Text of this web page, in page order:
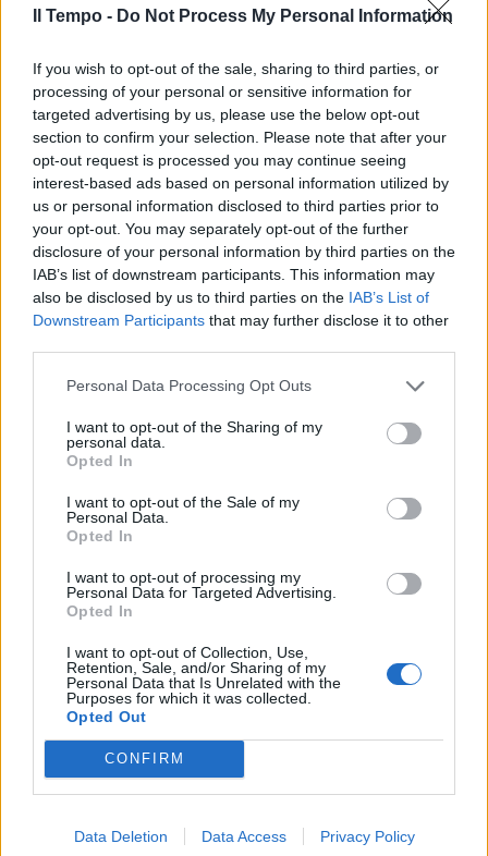
Il Tempo - Do Not Process My Personal Information
If you wish to opt-out of the sale, sharing to third parties, or
processing of your personal or sensitive information for
targeted advertising by us, please use the below opt-out
section to confirm your selection. Please note that after your
opt-out request is processed you may continue seeing
interest-based ads based on personal information utilized by
us or personal information disclosed to third parties prior to
your opt-out. You may separately opt-out of the further
disclosure of your personal information by third parties on the
IAB’s list of downstream participants. This information may
also be disclosed by us to third parties on the IAB’s List of
Downstream Participants that may further disclose it to other
Personal Data Processing Opt Outs
I want to opt-out of the Sharing of my
personal data.
Opted In
I want to opt-out of the Sale of my
Personal Data.
Opted In
I want to opt-out of processing my
Personal Data for Targeted Advertising.
Opted In
I want to opt-out of Collection, Use,
Retention, Sale, and/or Sharing of my
Personal Data that Is Unrelated with the
Purposes for which it was collected.
Opted Out
CONFIRM
Data Deletion Data Access Privacy Policy
A NAPOLI E IN SICILIA
Gratta e Vinci e SuperEnalotto, il
caso dei premi non ritirati
04/10/2022
MALTEMPO
La tromba d'aria travolge la
Sicilia: il bus finisce nella
scarpata
NEO-GOVERNATORE
"Il ponte sullo Stretto si farà". La
Sicilia
29/09/2022
LO STUDIO
grazie al Reddito: i numeri
confermano tutto
27/09/2022
CONSEGUENZE
"Effetto Sicilia sulle Politiche".
Pregliasco svela cosa può
succedere